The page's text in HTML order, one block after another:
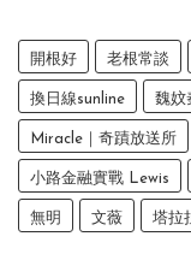
開根好 老根常談
換日線sunline 魏妏
Miracle｜奇蹟放送所
小路金融實戰 Lewis
無明 文薇 塔拉